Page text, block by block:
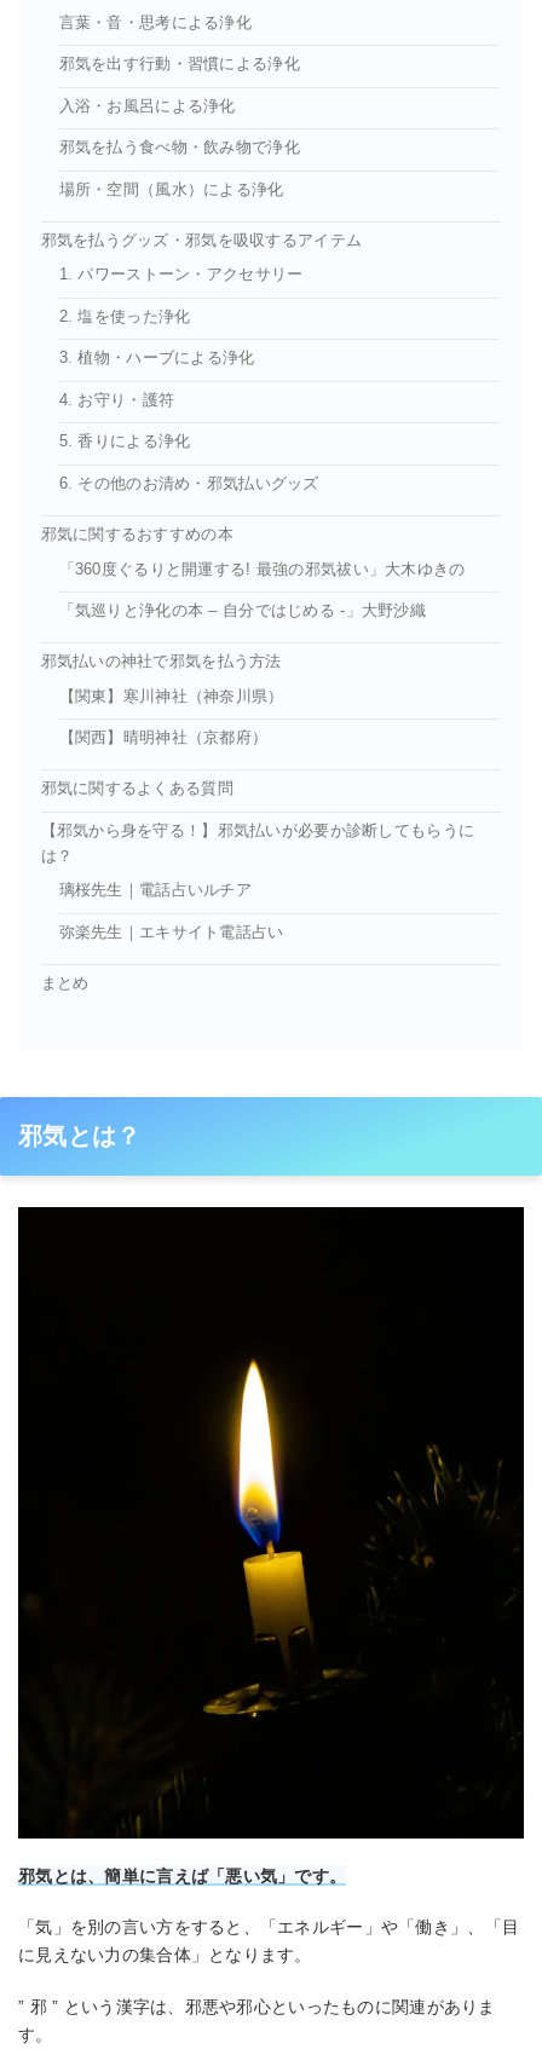
言葉・音・思考による浄化
邪気を出す行動・習慣による浄化
入浴・お風呂による浄化
邪気を払う食べ物・飲み物で浄化
場所・空間（風水）による浄化
邪気を払うグッズ・邪気を吸収するアイテム
1. パワーストーン・アクセサリー
2. 塩を使った浄化
3. 植物・ハーブによる浄化
4. お守り・護符
5. 香りによる浄化
6. その他のお清め・邪気払いグッズ
邪気に関するおすすめの本
「360度ぐるりと開運する! 最強の邪気祓い」大木ゆきの
「気巡りと浄化の本 – 自分ではじめる -」大野沙織
邪気払いの神社で邪気を払う方法
【関東】寒川神社（神奈川県）
【関西】晴明神社（京都府）
邪気に関するよくある質問
【邪気から身を守る！】邪気払いが必要か診断してもらうに
は？
璃桜先生｜電話占いルチア
弥楽先生｜エキサイト電話占い
まとめ
邪気とは？
邪気とは、簡単に言えば「悪い気」です。
「気」を別の言い方をすると、「エネルギー」や「働き」、「目
に見えない力の集合体」となります。
” 邪 ” という漢字は、邪悪や邪心といったものに関連がありま
す。